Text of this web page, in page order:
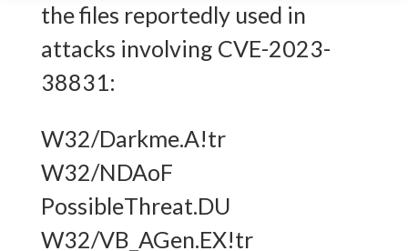
the files reportedly used in
attacks involving CVE-2023-
38831:
W32/Darkme.A!tr
W32/NDAoF
PossibleThreat.DU
W32/VB_AGen.EX!tr